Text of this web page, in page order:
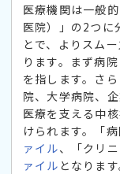
医療機関は一般
医院）」の2つに
とで、よりスム
ります。まず病
を指します。さ
院、大学病院、
医療を支える中
けられます。「
ァイル、「クリ
ァイル となります